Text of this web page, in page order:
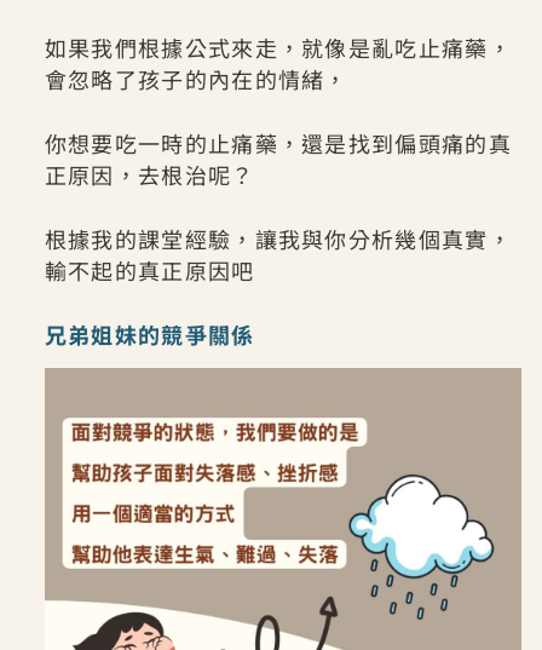
如果我們根據公式來走，就像是亂吃止痛藥，
會忽略了孩子的內在的情緒，
你想要吃一時的止痛藥，還是找到偏頭痛的真
正原因，去根治呢？
根據我的課堂經驗，讓我與你分析幾個真實，
輸不起的真正原因吧
兄弟姐妹的競爭關係